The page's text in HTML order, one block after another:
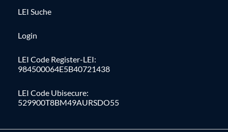
LEI Suche
Login
LEI Code Register-LEI:
984500064E5B40721438
LEI Code Ubisecure:
529900T8BM49AURSDO55